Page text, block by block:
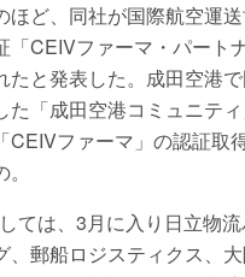
ほど、同社が国際航空運
「CEIVファーマ・パート
たと発表した。成田空港
た「成田空港コミュニテ
CEIVファーマ」の認証取
ては、3月に入り日立物
郵船ロジスティクス、大